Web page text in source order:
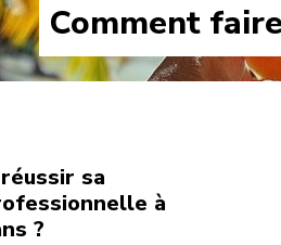
Comment
sa
à
?